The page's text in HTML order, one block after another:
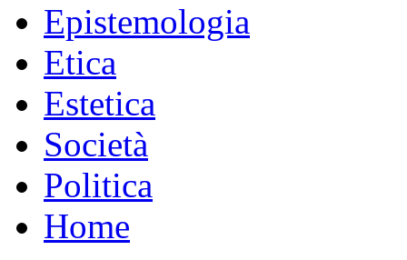
Epistemologia
Etica
Estetica
Società
Politica
Home